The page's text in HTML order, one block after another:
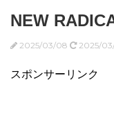
NEW
2025/03/08 2025/
スポンサーリンク